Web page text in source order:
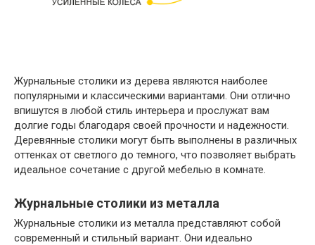
Журнальные столики из дерева являются наиболее
популярными и классическими вариантами. Они отлично
впишутся в любой стиль интерьера и прослужат вам
долгие годы благодаря своей прочности и надежности.
Деревянные столики могут быть выполнены в различных
оттенках от светлого до темного, что позволяет выбрать
идеальное сочетание с другой мебелью в комнате.
Журнальные столики из металла
Журнальные столики из металла представляют собой
современный и стильный вариант. Они идеально